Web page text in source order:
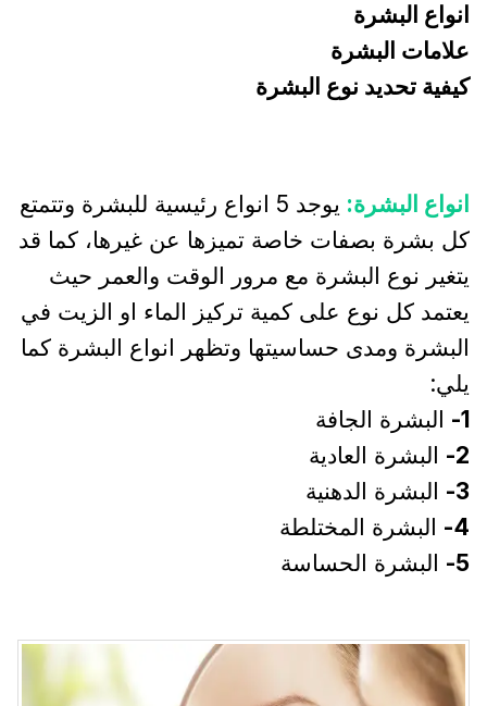
انواع البشرة
علامات البشرة
كيفية تحديد نوع البشرة
انواع البشرة:
يوجد 5 انواع رئيسية للبشرة وتتمتع
كل بشرة بصفات خاصة تميزها عن غيرها، كما قد
يتغير نوع البشرة مع مرور الوقت والعمر حيث
يعتمد كل نوع على كمية تركيز الماء او الزيت في
البشرة ومدى حساسيتها وتظهر انواع البشرة كما
يلي:
البشرة الجافة
2-
البشرة العادية
3-
البشرة الدهنية
4-
البشرة المختلطة
5-
البشرة الحساسة